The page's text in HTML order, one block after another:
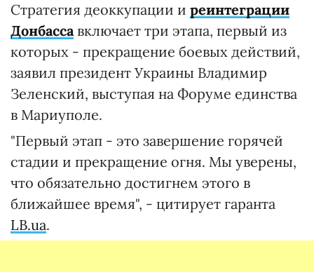
Стратегия деоккупации и реинтеграции
Донбассавключает три этапа, первый из
которых - прекращение боевых действий,
заявил президент Украины Владимир
Зеленский, выступая на Форуме единства
в Мариуполе.
"Первый этап - это завершение горячей
стадии и прекращение огня. Мы уверены,
что обязательно достигнем этого в
ближайшее время", - цитирует гаранта
LB.ua.